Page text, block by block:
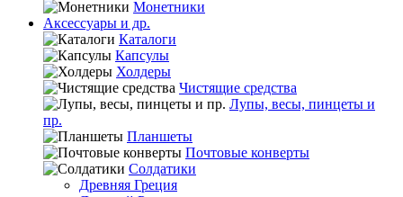
Монетники
Аксессуары и др.
Каталоги
Капсулы
Холдеры
Чистящие средства
Лупы, весы, пинцеты и
пр.
Планшеты
Почтовые конверты
Солдатики
Древняя Греция